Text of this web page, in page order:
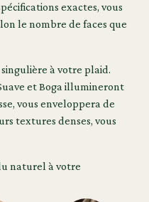
exactes, vous
le nombre de faces que
à votre plaid.
et Boga illumineront
vous enveloppera de
textures denses, vous
naturel à votre